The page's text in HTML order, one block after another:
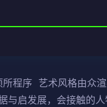
程序 艺术风格由众
启发展，会接触的